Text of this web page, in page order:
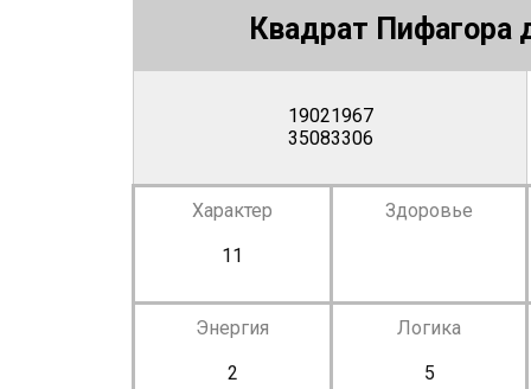
Квадрат Пифагора
19021967
35083306
Характер
11
Здоровье
Энергия
2
Логика
5